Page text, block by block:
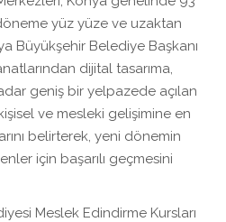
yüz yüze ve uzaktan
Büyükşehir Belediye Başkanı
dijital tasarıma,
geniş bir yelpazede açılan
kişisel ve mesleki gelişimine en
belirterek, yeni dönemin
için başarılı geçmesini
Meslek Edindirme Kursları